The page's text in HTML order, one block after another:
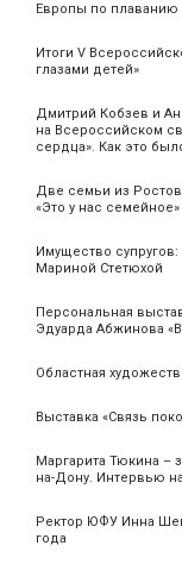
Европы по
Итоги V
глазами детей»
Дмитрий Кобзев и
на Всероссийском
сердца». Как это
Две семьи из
«Это у нас семейное»
Имущество
Мариной Стетюхой
Персональная
Эдуарда Абжинова
Областная
Выставка «Связь
Маргарита Тюкина –
на-Дону. Интервью
Ректор ЮФУ Инна
года